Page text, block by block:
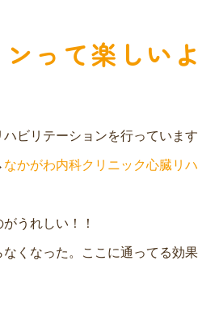
って楽しい
ビリテーションを行っています
なかがわ内科クリニック心臓リ
うれしい！！
くなった。ここに通ってる効